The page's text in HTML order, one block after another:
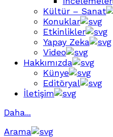
Kültür – Sanat
Konuklar
Etkinlikler
Yapay Zeka
Video
Hakkımızda
Künye
Editöryal
İletişim
Daha...
Arama